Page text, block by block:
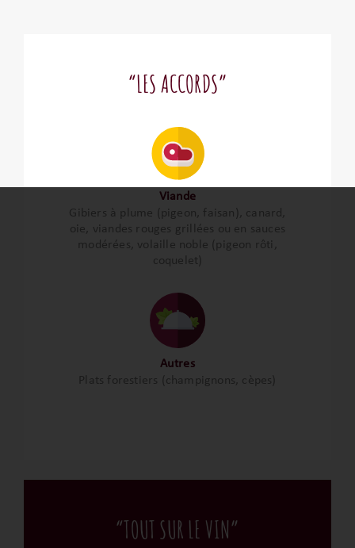
“LES ACCORDS”
Viande
Gibiers à plume (pigeon, faisan), canard,
oie, viandes rouges grillées ou en sauces
modérées, volaille noble (pigeon rôti,
coquelet)
Autres
Plats forestiers (champignons, cèpes)
“TOUT SUR LE VIN”